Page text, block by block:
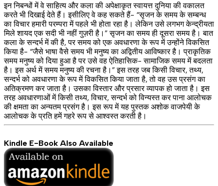
इन निबन्धों में वे साहित्य और कला की अपेक्षाकृत स्वायत्त दुनिया की वकालत
करते भी दिखाई देते हैं। इसीलिए वे कह सकते हैं- “सृजन के समय के सम्बन्ध
का विचार हमारी परम्परा में पहले भी होता रहा है। लेकिन उसे लगभग केन्द्रीयता
मिले शायद एक सदी भी नहीं गुज़री है।” सृजन का समय ही दूसरा समय है। बात
कला के सन्दर्भ में की है, पर समय को एक अवधारणा के रूप में उन्होंने विकसित
किया है- “जैसे भाषा वैसे समय भी मनुष्य का अद्वितीय आविष्कार है। प्राकृतिक
समय मनुष्य को दिया हुआ है पर उसे वह ऐतिहासिक- सामाजिक समय में बदलता
है। इस अर्थ में समय मनुष्य की रचना है।” इस तरह जब किसी विचार, तथ्य,
सन्दर्भ को अवधारणा के रूप में विकसित किया जाता है, तो वह उस प्रसंग का
अतिक्रमण कर जाता है। उसका विस्तार और प्रसार व्यापक हो जाता है। इस
तरह अवधारणाओं में किसी तथ्य, विचार, सन्दर्भ को विन्यस्त कर पाना आलोचक
की क्षमता का अन्यतम प्रसंग है। इस रूप में यह पुस्तक अशोक वाजपेयी के
आलोचक के प्रति हमें गहरे रूप से आश्वस्त करती है।
Kindle E-Book Also Available